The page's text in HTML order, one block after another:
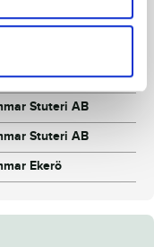
Stuteri AB
Stuteri AB
Ekerö